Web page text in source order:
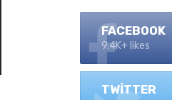
FACEBOOK
9.4K+ likes
TWITTER